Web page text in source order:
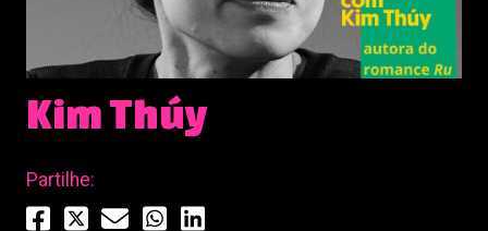
Kim Thúy
Partilhe: